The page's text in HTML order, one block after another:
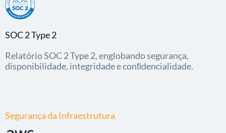
SOC 2 Type 2
Relatório SOC 2 Type 2, englobando segurança,
disponibilidade, integridade e conﬁdencialidade.
Segurança da Infraestrutura